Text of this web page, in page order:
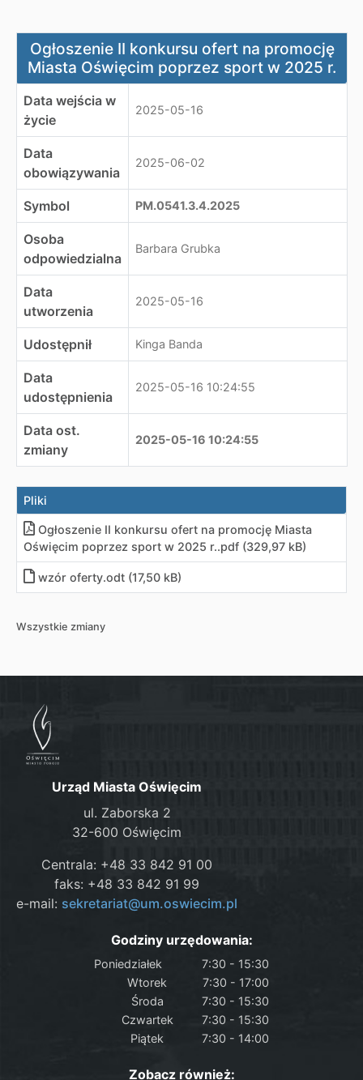
Ogłoszenie II konkursu ofert na promocję Miasta
Ogłoszenie II konkursu ofert na promocję
Miasta Oświęcim poprzez sport w 2025 r.
Data wejścia w
życie
2025-05-16
Data
obowiązywania
2025-06-02
Symbol PM.0541.3.4.2025
Osoba
odpowiedzialna
Barbara Grubka
Data
utworzenia
2025-05-16
Udostępnił Kinga Banda
Data
udostępnienia
2025-05-16 10:24:55
Data ost.
zmiany
2025-05-16 10:24:55
Pliki
Ogłoszenie II konkursu ofert na promocję Miasta
Oświęcim poprzez sport w 2025 r..pdf (329,97 kB)
wzór oferty.odt (17,50 kB)
Wszystkie zmiany
Urząd Miasta Oświęcim
ul. Zaborska 2
32-600 Oświęcim
Centrala: +48 33 842 91 00
faks: +48 33 842 91 99
e-mail: sekretariat@um.oswiecim.pl
Godziny urzędowania:
Poniedziałek
7:30 - 15:30
Wtorek
7:30 - 17:00
Środa
7:30 - 15:30
Czwartek
7:30 - 15:30
Piątek
7:30 - 14:00
Zobacz również: